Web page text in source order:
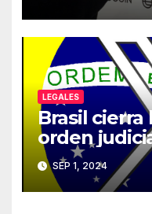
LEGALES
Brasil cierra
orden
SEP 1, 2024